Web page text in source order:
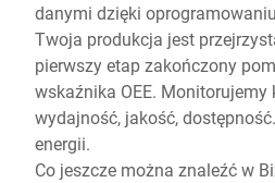
danymi dzięki
Twoja produkcja jest
pierwszy etap zakończony
wskaźnika OEE. Monitorujemy
wydajność, jakość,
energii.
Co jeszcze można znaleźć w